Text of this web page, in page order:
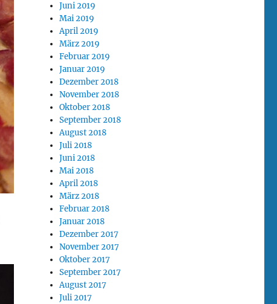
Juni 2019
Mai 2019
April 2019
März 2019
Februar 2019
Januar 2019
Dezember 2018
November 2018
Oktober 2018
September 2018
August 2018
Juli 2018
Juni 2018
Mai 2018
April 2018
März 2018
Februar 2018
Januar 2018
Dezember 2017
November 2017
Oktober 2017
September 2017
August 2017
Juli 2017